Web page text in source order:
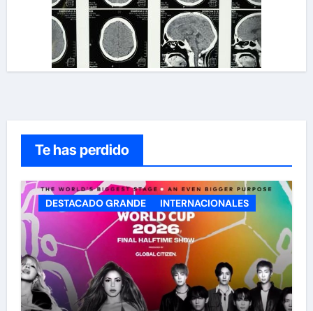
Te has perdido
DESTACADO GRANDE INTERNACIONALES